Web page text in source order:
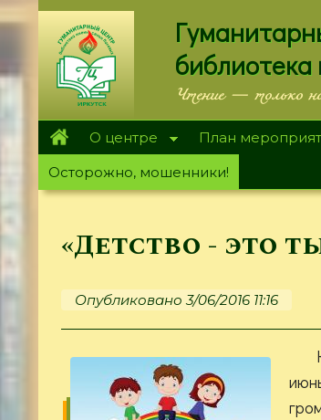
Перейти
к
основному
содержанию
Чтение — только
О центре План
Осторожно, мошенники!
«Детство - это
Опубликовано 3/06/2016 11:16